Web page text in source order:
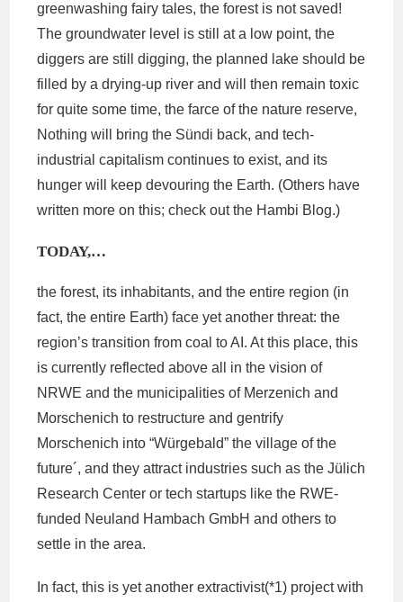
greenwashing fairy tales, the forest is not saved!
The groundwater level is still at a low point, the
diggers are still digging, the planned lake should be
filled by a drying-up river and will then remain toxic
for quite some time, the farce of the nature reserve,
Nothing will bring the Sündi back, and tech-
industrial capitalism continues to exist, and its
hunger will keep devouring the Earth. (Others have
written more on this; check out the Hambi Blog.)
TODAY,…
the forest, its inhabitants, and the entire region (in
fact, the entire Earth) face yet another threat: the
region’s transition from coal to AI. At this place, this
is currently reflected above all in the vision of
NRWE and the municipalities of Merzenich and
Morschenich to restructure and gentrify
Morschenich into “Würgebald” the village of the
future´, and they attract industries such as the Jülich
Research Center or tech startups like the RWE-
funded Neuland Hambach GmbH and others to
settle in the area.
In fact, this is yet another extractivist(*1) project with